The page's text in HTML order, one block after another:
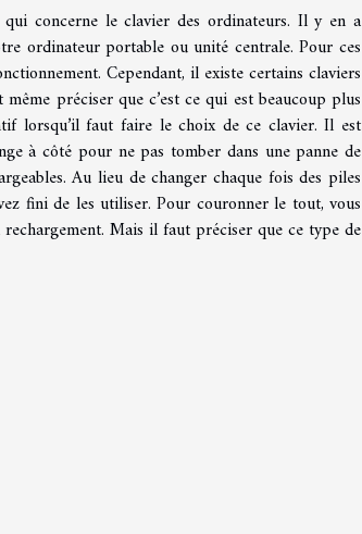
concerne le clavier des ordinateurs. Il y en a
ordinateur portable ou unité centrale. Pour ces
Cependant, il existe certains claviers
préciser que c’est ce qui est beaucoup plus
lorsqu’il faut faire le choix de ce clavier. Il est
à côté pour ne pas tomber dans une panne de
Au lieu de changer chaque fois des piles
fini de les utiliser. Pour couronner le tout, vous
Mais il faut préciser que ce type de